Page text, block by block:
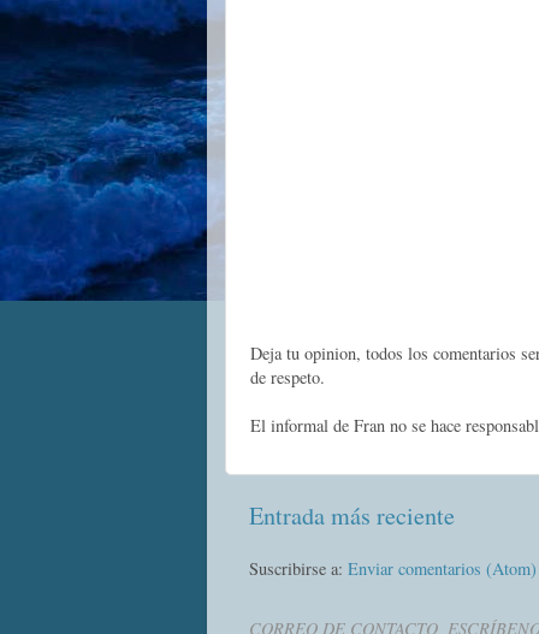
Deja tu opinion, todos los comentarios
de respeto.
El informal de Fran no se hace
Entrada más reciente
Suscribirse a: Enviar comentarios (Atom)
CORREO DE CONTACTO,